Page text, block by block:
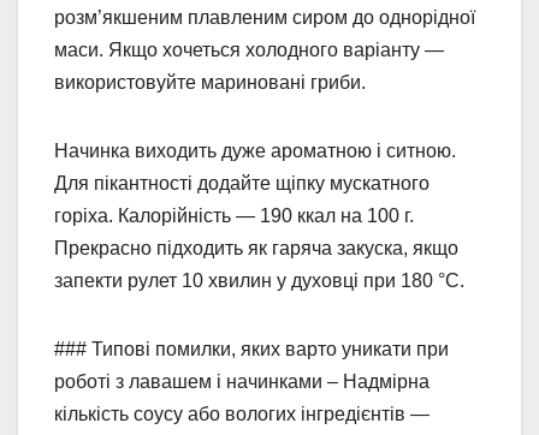
розм’якшеним плавленим сиром до однорідної
маси. Якщо хочеться холодного варіанту —
використовуйте мариновані гриби.
Начинка виходить дуже ароматною і ситною.
Для пікантності додайте щіпку мускатного
горіха. Калорійність — 190 ккал на 100 г.
Прекрасно підходить як гаряча закуска, якщо
запекти рулет 10 хвилин у духовці при 180 °C.
### Типові помилки, яких варто уникати при
роботі з лавашем і начинками – Надмірна
кількість соусу або вологих інгредієнтів —